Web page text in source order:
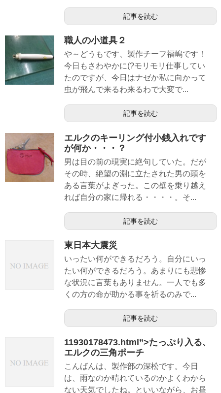
記事を読む
職人の小道具２
や～どうもです、製作チーフ福嶋です！
今日もさわやかに(?モリモリ仕事してい
たのですが、今日はナゼか私に向かって
虫が飛んで来るわ来るわで大変で...
記事を読む
エルクのキーリング付小銭入れです
が何か・・・？
男は目の前の現実に絶句していた。だが
その時、絶望の淵に立たされた男の頭を
ある言葉がよぎった。この壁を乗り越え
れば自分の家に帰れる・・・・。そ...
記事を読む
東日本大震災
いったい何ができるだろう。自分にいっ
たい何ができるだろう。あまりにも悲惨
な状況に言葉もありません。一人でも多
くの方の命が助かる事を祈るのみで...
記事を読む
11930178473.html”>たっぷり入る、
エルクの三角ポーチ
こんばんは、製作部の深松です。今日
は、雨なのか晴れているのかよくわから
ない天気でしたね。といいながら、お昼